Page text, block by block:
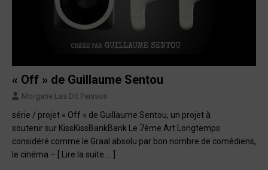
« Off » de Guillaume Sentou
Morgane Las Dit Peisson
série / projet « Off » de Guillaume Sentou, un projet à
soutenir sur KissKissBankBank Le 7ème Art Longtemps
considéré comme le Graal absolu par bon nombre de comédiens,
le cinéma – [ Lire la suite … ]